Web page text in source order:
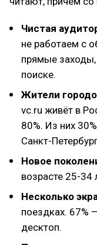
Чистая
не работаем с
прямые
поиске.
Жители
vc.ru живёт в
80%. Из них
Санкт-
Новое
возрасте 25-34
Несколько
поездках. 67%
десктоп.